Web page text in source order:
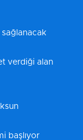
sağlanacak
verdiği alan
başlıyor